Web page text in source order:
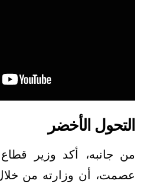
التحول الأخضر
من جانبه، أكد وزير
عصمت، أن وزارته من خلال